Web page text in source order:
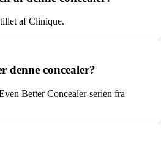
af Clinique.
denne concealer?
Better Concealer-serien fra